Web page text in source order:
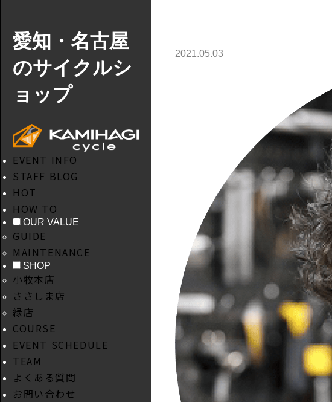
愛知・名古屋
のサイクルシ
ョップ
EVENT INFO
STAFF BLOG
HOT
HOW TO
OUR VALUE
GUIDE
MAINTENANCE
SHOP
小牧本店
ささしま店
緑店
COURSE
EVENT SCHEDULE
TEAM
よくある質問
お問い合わせ
2021.05.03